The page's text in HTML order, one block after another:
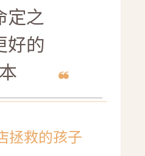
定之
好的
拯救的孩子